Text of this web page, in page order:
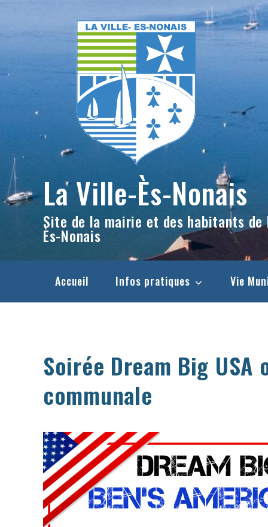
La Ville-Ès-Nonais
Site de la mairie et des habitants
Ès-Nonais
Accueil Infos pratiques Vie
Soirée Dream Big USA
communale